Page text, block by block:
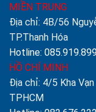
MIỀN TRUNG
Địa chỉ: 4B/56
TP.Thanh Hóa
Hotline:
HỒ CHÍ MINH
Địa chỉ: 4/5 Kha
TPHCM